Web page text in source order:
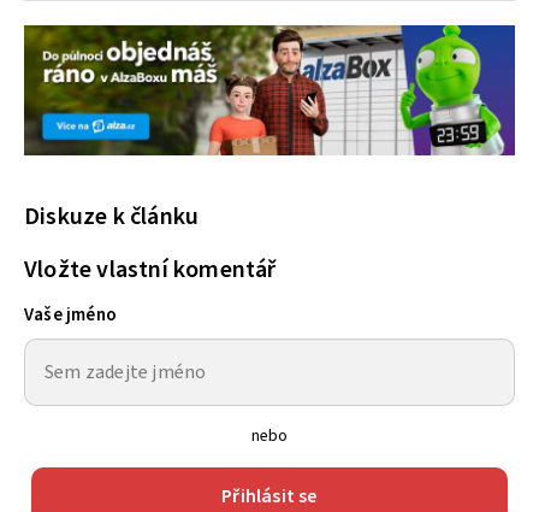
Diskuze k článku
Vložte vlastní komentář
Vaše jméno
nebo
Přihlásit se